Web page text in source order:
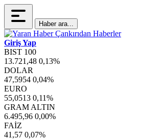
Haber ara...
Giriş Yap
BIST 100
13.721,48 0,13%
DOLAR
47,5954 0,04%
EURO
55,0513 0,11%
GRAM ALTIN
6.495,96 0,00%
FAİZ
41,57 0,07%